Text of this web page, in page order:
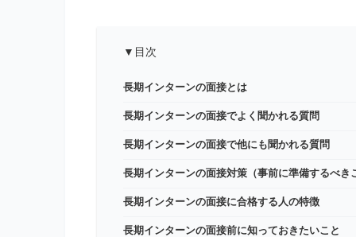
▼目次
長期インターンの面接とは
長期インターンの面接でよく聞かれる質問
長期インターンの面接で他にも聞かれる質問
長期インターンの面接対策（事前に準備するべき
長期インターンの面接に合格する人の特徴
長期インターンの面接前に知っておきたいこと